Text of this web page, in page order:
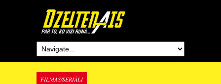
FILMAS/SERIĀLI